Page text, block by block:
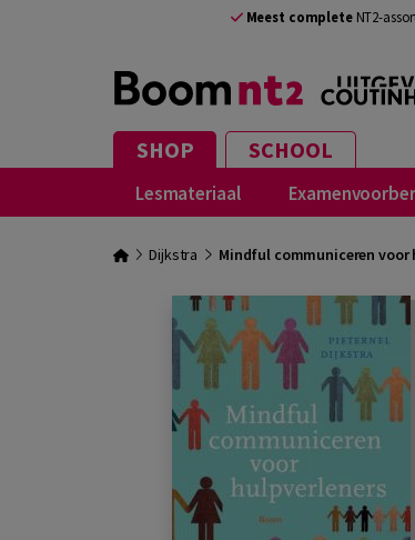
Meest completeNT2-
SHOP SCHOOL
Lesmateriaal
Dijkstra Mindful communiceren voor